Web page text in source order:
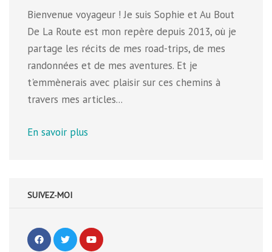
Bienvenue voyageur ! Je suis Sophie et Au Bout
De La Route est mon repère depuis 2013, où je
partage les récits de mes road-trips, de mes
randonnées et de mes aventures. Et je
t'emmènerais avec plaisir sur ces chemins à
travers mes articles...
En savoir plus
SUIVEZ-MOI